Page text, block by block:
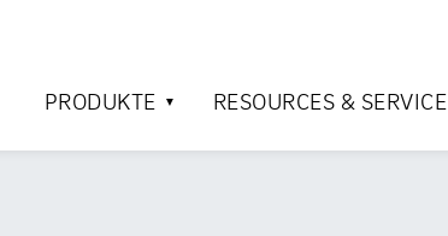
PRODUKTE
RESOURCES & SERVICE